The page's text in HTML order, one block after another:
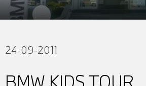
24-09-2011
BMW KIDS TOUR